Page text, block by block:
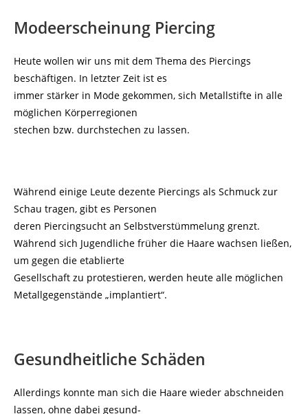
Modeerscheinung Piercing
Heute wollen wir uns mit dem Thema des Piercings
beschäftigen. In letzter Zeit ist es
immer stärker in Mode gekommen, sich Metallstifte in alle
möglichen Körperregionen
stechen bzw. durchstechen zu lassen.
Während einige Leute dezente Piercings als Schmuck zur
Schau tragen, gibt es Personen
deren Piercingsucht an Selbstverstümmelung grenzt.
Während sich Jugendliche früher die Haare wachsen ließen,
um gegen die etablierte
Gesellschaft zu protestieren, werden heute alle möglichen
Metallgegenstände „implantiert“.
Gesundheitliche Schäden
Allerdings konnte man sich die Haare wieder abschneiden
lassen, ohne dabei gesund-